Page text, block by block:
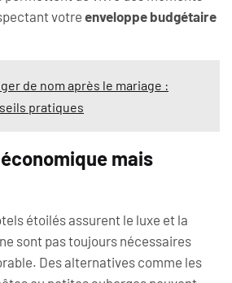
votre enveloppe budgétaire
de nom après le mariage :
pratiques
mais
étoilés assurent le luxe et la
sont pas toujours nécessaires
Des alternatives comme les